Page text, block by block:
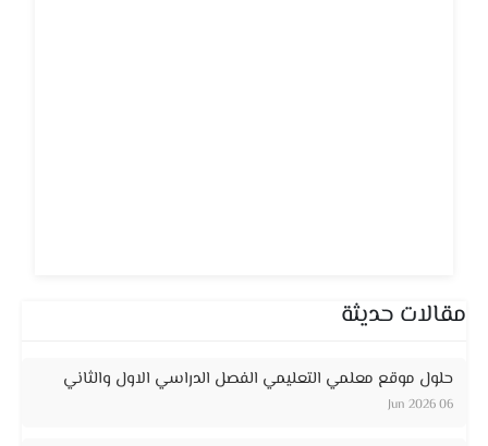
مقالات حديثة
حلول موقع معلمي التعليمي الفصل الدراسي الاول والثاني
06 Jun 2026